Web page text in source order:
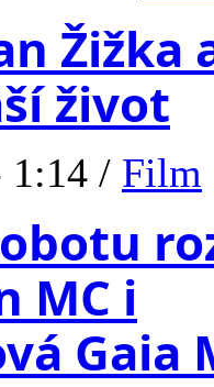
Žižka
život
1:14 / Film
MC i
Gaia